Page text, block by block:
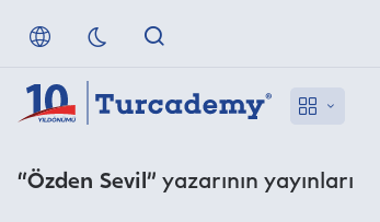
“Özden Sevil” yazarının yayınları